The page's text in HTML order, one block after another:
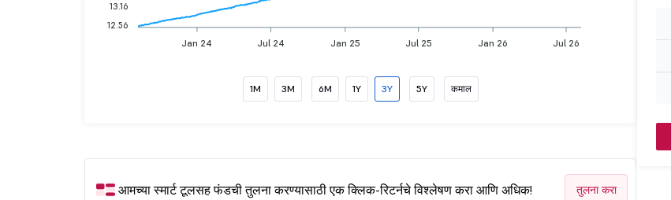
Jan 24 Jul 24 Jan 25 Jul 25 Jan 26 Jul 26
13.16
12.56
1M 3M 6M 1Y 3Y 5Y कमाल
आमच्या स्मार्ट टूलसह फंडची तुलना करण्यासाठी एक क्लिक-रिटर्नचे विश्लेषण करा आणि अधिक! तुलना करा